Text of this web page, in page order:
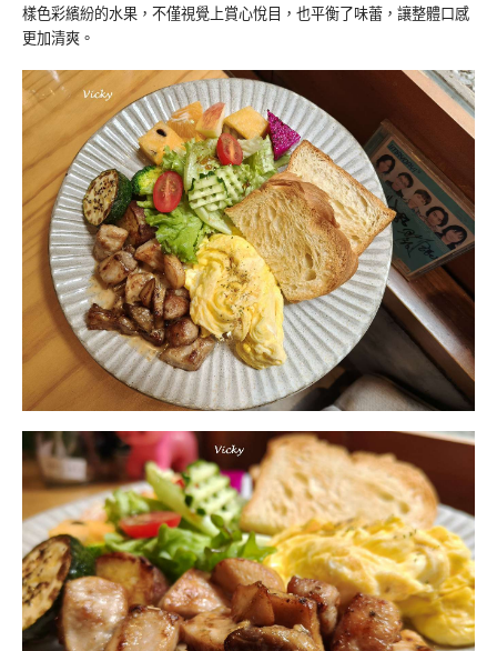
樣色彩繽紛的水果，不僅視覺上賞心悅目，也平衡了味蕾，讓整體口感
更加清爽。